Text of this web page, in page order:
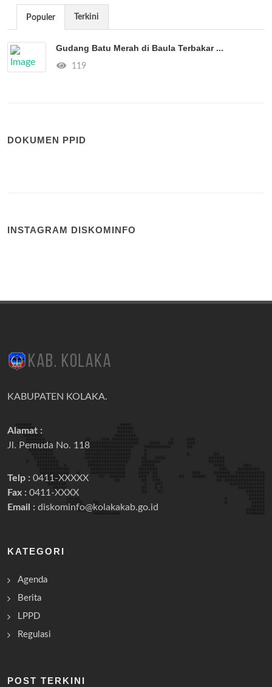
Populer Terkini
Gudang Batu Merah di Baula Terbakar ...
119
DOKUMEN PPID
INSTAGRAM DISKOMINFO
KABUPATEN KOLAKA.
Alamat :
Jl. Pemuda No. 118
Telp : 0411-XXXXX
Fax : 0411-XXXX
Email : diskominfo@kolakakab.go.id
KATEGORI
Agenda
Berita
LPPD
Regulasi
POST TERKINI